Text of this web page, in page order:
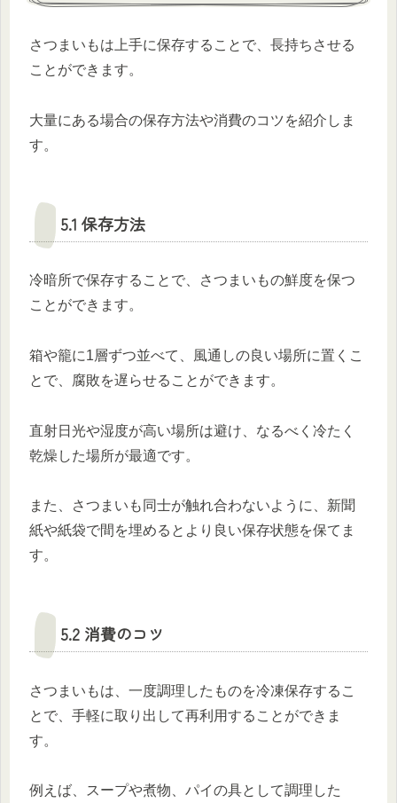
さつまいもは上手に保存することで、長持ちさせる
ことができます。
大量にある場合の保存方法や消費のコツを紹介しま
す。
5.1 保存方法
冷暗所で保存することで、さつまいもの鮮度を保つ
ことができます。
箱や籠に1層ずつ並べて、風通しの良い場所に置くこ
とで、腐敗を遅らせることができます。
直射日光や湿度が高い場所は避け、なるべく冷たく
乾燥した場所が最適です。
また、さつまいも同士が触れ合わないように、新聞
紙や紙袋で間を埋めるとより良い保存状態を保てま
す。
5.2 消費のコツ
さつまいもは、一度調理したものを冷凍保存するこ
とで、手軽に取り出して再利用することができま
す。
例えば、スープや煮物、パイの具として調理した